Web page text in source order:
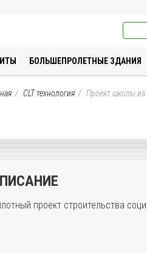
БОЛЬШЕПРОЛЕТНЫЕ ЗДАНИЯ
CLT технология Проект школы из
проект строительства